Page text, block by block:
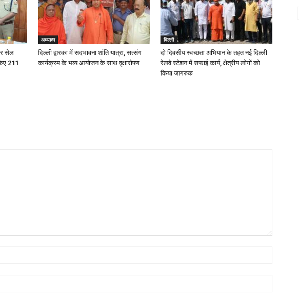
सेल
211
अध्यात्म
दिल्ली द्वारका में सदभावना शांति यात्रा, सत्संग
कार्यक्रम के भव्य आयोजन के साथ वृक्षारोपण
दिल्ली
दो दिवसीय स्वच्छता अभियान के तहत नई दिल्ली
रेलवे स्टेशन में सफाई कार्य, क्षेत्रीय लोगों को
किया जागरुक